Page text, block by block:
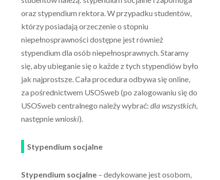
oraz stypendium rektora. W przypadku studentów,
którzy posiadają orzeczenie o stopniu
niepełnosprawności dostępne jest również
stypendium dla osób niepełnosprawnych. Staramy
się, aby ubieganie się o każde z tych stypendiów było
jak najprostsze. Cała procedura odbywa się online,
za pośrednictwem USOSweb (po zalogowaniu się do
USOSweb centralnego należy wybrać: dla wszystkich,
następniewnioski).
Stypendium socjalne
Stypendium socjalne– dedykowane jest osobom,